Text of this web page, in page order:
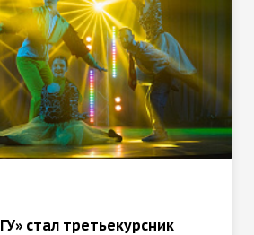
стал третьекурсник